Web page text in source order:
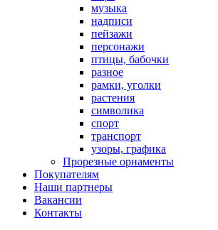
музыка
надписи
пейзажи
персонажи
птицы, бабочки
разное
рамки, уголки
растения
символика
спорт
транспорт
узоры, графика
Прорезные орнаменты
Покупателям
Наши партнеры
Вакансии
Контакты